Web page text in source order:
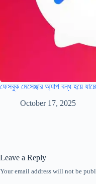
ফেসবুক মেসেঞ্জার অ্যাপ বন্ধ হয়ে
October 17, 2025
Leave a Reply
Your email address will not be